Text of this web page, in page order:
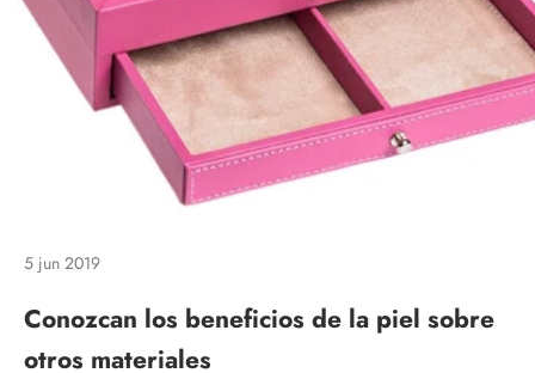
5 jun 2019
Conozcan los beneficios de la piel sobre
otros materiales